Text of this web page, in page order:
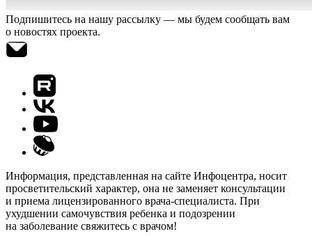
Подпишитесь на нашу рассылку — мы будем сообщать вам
о новостях проекта.
Информация, представленная на сайте Инфоцентра, носит
просветительский характер, она не заменяет консультации
и приема лицензированного врача-специалиста. При
ухудшении самочувствия ребенка и подозрении
на заболевание свяжитесь с врачом!